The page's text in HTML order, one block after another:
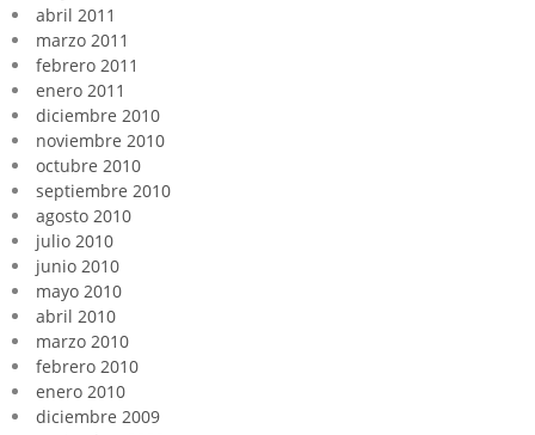
abril 2011
marzo 2011
febrero 2011
enero 2011
diciembre 2010
noviembre 2010
octubre 2010
septiembre 2010
agosto 2010
julio 2010
junio 2010
mayo 2010
abril 2010
marzo 2010
febrero 2010
enero 2010
diciembre 2009